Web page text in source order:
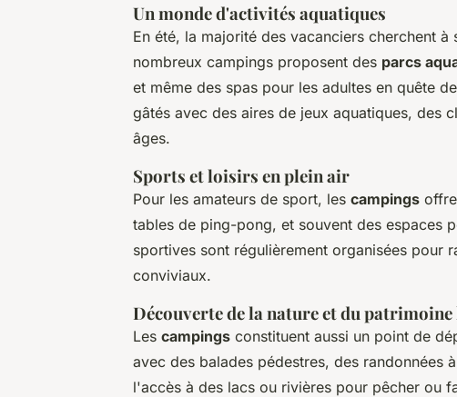
Un monde d'activités aquatiques
En été, la majorité des vacanciers cherchent
nombreux campings proposent des parcs
et même des spas pour les adultes en quête
gâtés avec des aires de jeux aquatiques, des
âges.
Sports et loisirs en plein air
Pour les amateurs de sport, les campings
tables de ping-pong, et souvent des espaces
sportives sont régulièrement organisées pour
conviviaux.
Découverte de la nature et du
Les campings constituent aussi un point de
avec des balades pédestres, des randonnées
l'accès à des lacs ou rivières pour pêcher ou